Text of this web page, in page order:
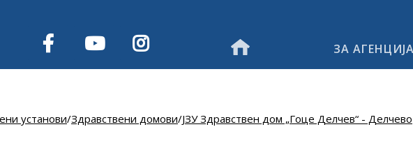
ЗА
установи/Здравствени домови/ЈЗУ Здравствен дом „Гоце Делчев“ - Делчево